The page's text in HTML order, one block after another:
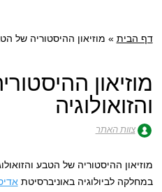
לתוכן
דף הבית » מוזיאון ההיסטוריה של
מוזיאון
והזואולוגיה
צוות האתר
במחלקה לביולוגיה באוניברסיטת